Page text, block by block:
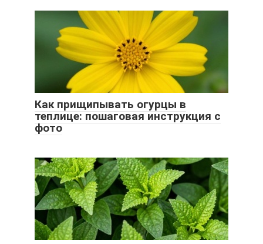
Как прищипывать огурцы в
теплице: пошаговая инструкция с
фото